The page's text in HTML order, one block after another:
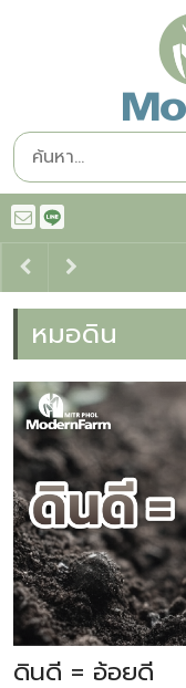
หมอดิน
ดินดี = อ้อยดี